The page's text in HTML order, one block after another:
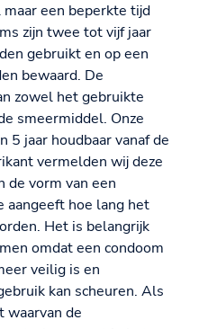
een beperkte tijd
zijn twee tot vijf jaar
gebruikt en op een
bewaard. De
zowel het gebruikte
smeermiddel. Onze
5 jaar houdbaar vanaf de
vermelden wij deze
de vorm van een
aangeeft hoe lang het
Het is belangrijk
omdat een condoom
veilig is en
kan scheuren. Als
waarvan de